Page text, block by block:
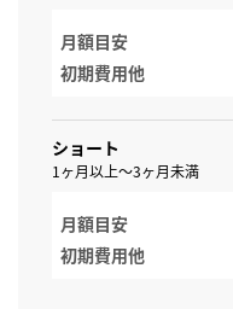
月額目安
初期費用他
ショート
1ヶ月以上～3ヶ月未満
月額目安
初期費用他